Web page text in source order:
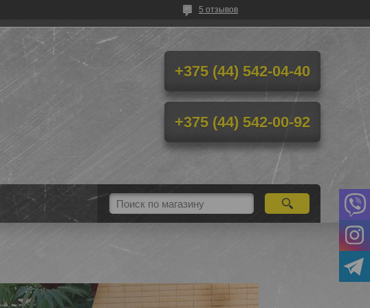
5 отзывов
+375 (44) 542-04-40
+375 (44) 542-00-92